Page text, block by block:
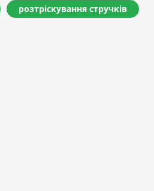
розтріскування стручків